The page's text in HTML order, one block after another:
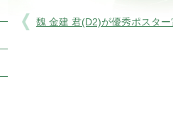
魏 金建 君(D2)が優秀ポスタ